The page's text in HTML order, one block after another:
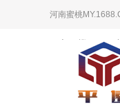
河南蜜桃
（rèn）證；